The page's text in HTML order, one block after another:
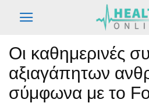
Oι καθημερινές
αξιαγάπητων
σύμφωνα με το